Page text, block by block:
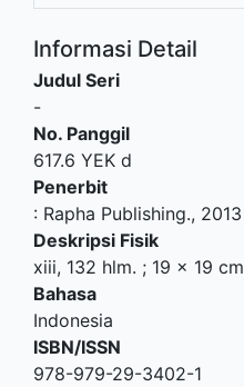
Informasi Detail
Judul Seri
-
No. Panggil
617.6 YEK d
Penerbit
: Rapha Publishing., 2013
Deskripsi Fisik
xiii, 132 hlm. ; 19 x 19 cm
Bahasa
Indonesia
ISBN/ISSN
978-979-29-3402-1